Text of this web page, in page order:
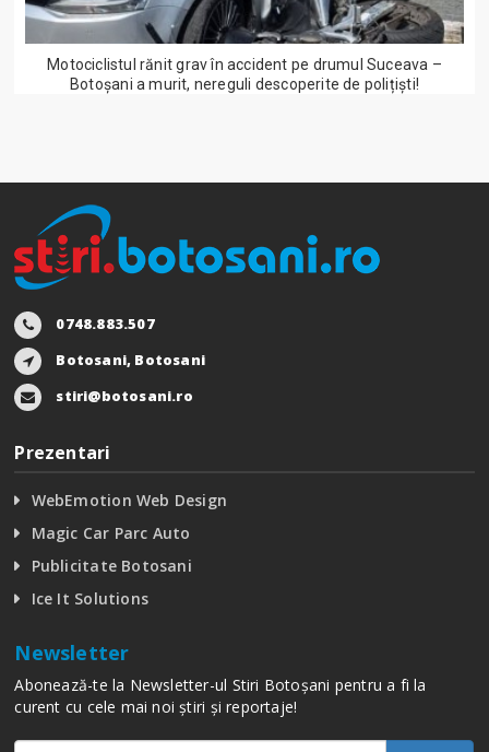
Motociclistul rănit grav în accident pe drumul Suceava –
Botoșani a murit, nereguli descoperite de polițiști!
0748.883.507
Botosani, Botosani
stiri@botosani.ro
Prezentari
WebEmotion Web Design
Magic Car Parc Auto
Publicitate Botosani
Ice It Solutions
Newsletter
Abonează-te la Newsletter-ul Stiri Botoșani pentru a fi la
curent cu cele mai noi știri și reportaje!